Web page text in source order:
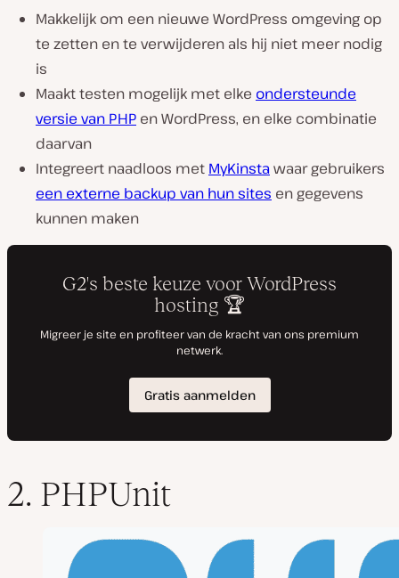
Makkelijk om een nieuwe WordPress omgeving op
te zetten en te verwijderen als hij niet meer nodig
is
Maakt testen mogelijk met elke ondersteunde
versie van PHP en WordPress, en elke combinatie
daarvan
Integreert naadloos met MyKinstawaar gebruikers
een externe backup van hun sites en gegevens
kunnen maken
2. PHPUnit